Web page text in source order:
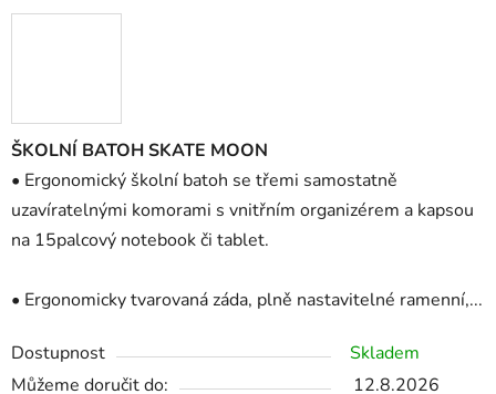
ŠKOLNÍ BATOH SKATE MOON
• Ergonomický školní batoh se třemi samostatně
uzavíratelnými komorami s vnitřním organizérem a kapsou
na 15palcový notebook či tablet.
• Ergonomicky tvarovaná záda, plně nastavitelné ramenní,...
Dostupnost
Skladem
Můžeme doručit do:
12.8.2026